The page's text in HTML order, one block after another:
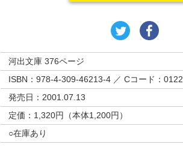
河出文庫 376ページ
ISBN：978-4-309-46213-4 ／ Cコード：0122
発売日：2001.07.13
定価：1,320円（本体1,200円）
○在庫あり